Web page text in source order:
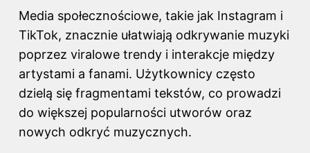
Media społecznościowe, takie jak Instagram i
TikTok, znacznie ułatwiają odkrywanie muzyki
poprzez viralowe trendy i interakcje między
artystami a fanami. Użytkownicy często
dzielą się fragmentami tekstów, co prowadzi
do większej popularności utworów oraz
nowych odkryć muzycznych.